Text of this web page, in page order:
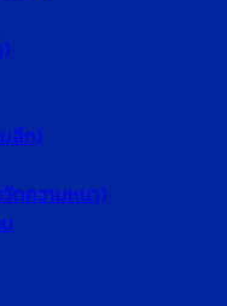
ลึก)
ดความหนา)